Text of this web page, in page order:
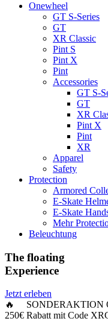
Onewheel
GT S-Series
GT
XR Classic
Pint S
Pint X
Pint
Accessories
GT S-
GT
XR
Pint X
Pint
XR
Apparel
Safety
Protection
Armored
E-Skate
E-Skate
Mehr
Beleuchtung
The floating
Experience
Jetzt erleben
🔥 SONDERAKTION
250€ Rabattmit Code